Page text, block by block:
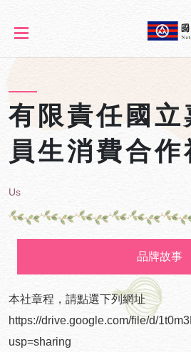
有限責任國立
員生消費合作
Us
品牌故事
關於我們
有限責任國立嘉義大學員生消
嘉大合作社感恩有您暨沁心池活
本社章程，請點選下列網址
https://drive.google.com/file/d/
usp=sharing